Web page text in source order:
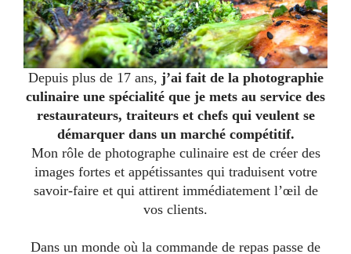
Depuis plus de 17 ans, j’ai fait de la photographie
culinaire une spécialité que je mets au service des
restaurateurs, traiteurs et chefs qui veulent se
démarquer dans un marché compétitif.
Mon rôle de photographe culinaire est de créer des
images fortes et appétissantes qui traduisent votre
savoir-faire et qui attirent immédiatement l’œil de
vos clients.
Dans un monde où la commande de repas passe de